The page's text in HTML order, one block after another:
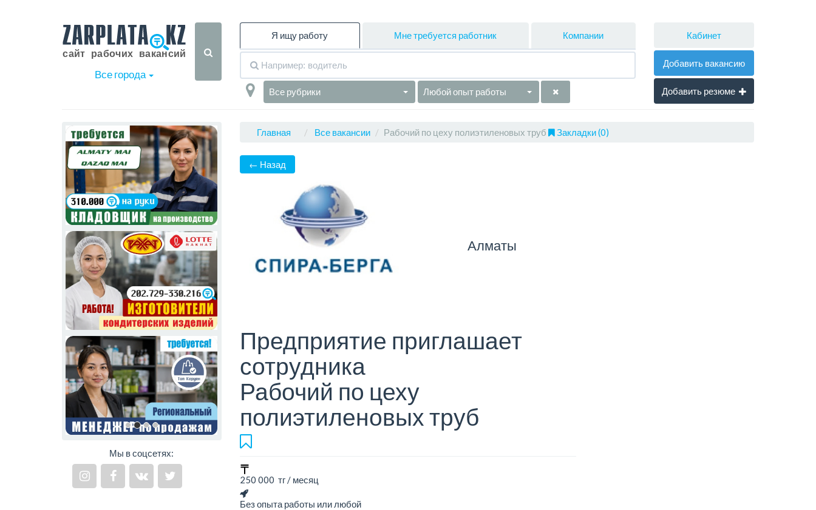
Все города
Я ищу работу Мне требуется работник Компании
Все рубрики Любой опыт работы
Кабинет
Добавить вакансию
Добавить резюме
Мы в соцсетях:
Главная Все вакансии Рабочий по цеху полиэтиленовых труб Закладки (0)
← Назад
Алматы
Предприятие приглашает
сотрудника
Рабочий по цеху
полиэтиленовых труб
250 000 тг / месяц
Без опыта работы или любой